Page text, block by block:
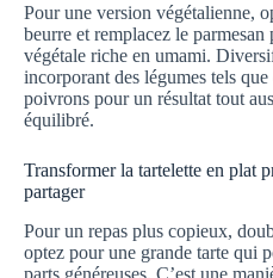
Pour une version végétalienne,
beurre et remplacez le parmesan
végétale riche en umami.
incorporant des légumes tels
poivrons pour un résultat tout
équilibré.
Transformer la tartelette en plat
partager
Pour un repas plus copieux,
optez pour une grande tarte qui
parts généreuses. C’est une